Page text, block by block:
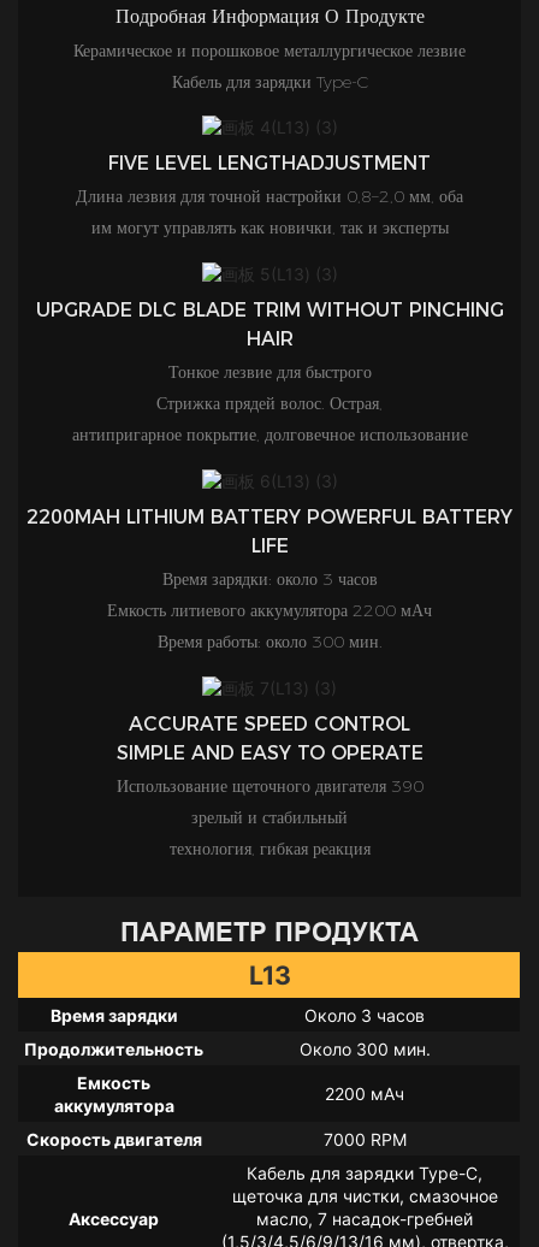
Подробная Информация О Продукте
Керамическое и порошковое металлургическое лезвие
Кабель для зарядки Type-C
FIVE LEVEL LENGTHADJUSTMENT
Длина лезвия для точной настройки 0,8–2,0 мм, оба
им могут управлять как новички, так и эксперты
UPGRADE DLC BLADE TRIM WITHOUT PINCHING
HAIR
Тонкое лезвие для быстрого
Стрижка прядей волос. Острая,
антипригарное покрытие, долговечное использование
2200MAH LITHIUM BATTERY POWERFUL BATTERY
LIFE
Время зарядки: около 3 часов
Емкость литиевого аккумулятора 2200 мАч
Время работы: около 300 мин.
ACCURATE SPEED CONTROL
SIMPLE AND EASY TO OPERATE
Использование щеточного двигателя 390
зрелый и стабильный
технология, гибкая реакция
ПАРАМЕТР ПРОДУКТА
L13
Время зарядки
Около 3 часов
Продолжительность
Около 300 мин.
Емкость
аккумулятора
2200 мАч
Скорость двигателя 7000 RPM
Аксессуар
Кабель для зарядки Type-C,
щеточка для чистки, смазочное
масло, 7 насадок-гребней
(1,5/3/4,5/6/9/13/16 мм), отвертка,